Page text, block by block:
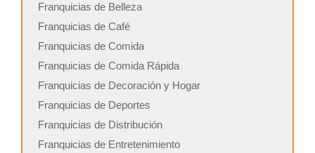
Franquicias de Belleza
Franquicias de Café
Franquicias de Comida
Franquicias de Comida Rápida
Franquicias de Decoración y Hogar
Franquicias de Deportes
Franquicias de Distribución
Franquicias de Entretenimiento